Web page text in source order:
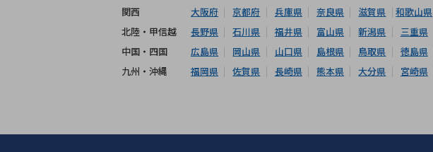
関西
大阪府 京都府 兵庫県 奈良県 滋賀県
和歌山県
北陸・甲信越
長野県 石川県 福井県 富山県 新潟県
三重県
中国・四国
広島県 岡山県 山口県 島根県 鳥取県 徳島県
九州・沖縄
福岡県 佐賀県 長崎県 熊本県 大分県 宮崎県